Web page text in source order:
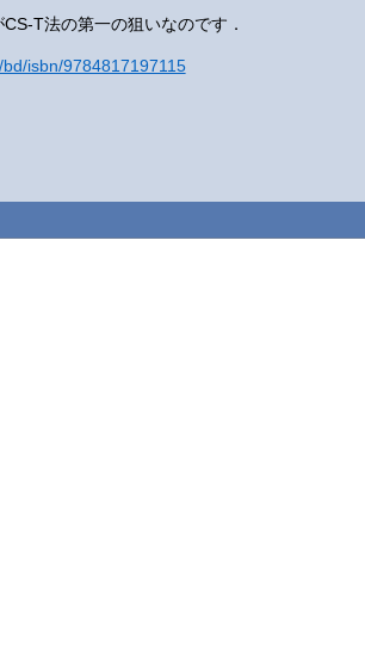
T法の第一の狙いなのです．
isbn/9784817197115